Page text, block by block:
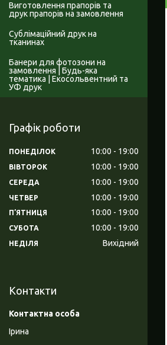
Виготовлення прапорів та
друк прапорів на замовлення
Сублімаційний друк на
тканинах
Банери для фотозони на
замовлення | Будь-яка
тематика | Екосольвентний та
УФ друк
Графік роботи
ПОНЕДІЛОК 10:00 19:00
ВІВТОРОК 10:00 19:00
СЕРЕДА 10:00 19:00
ЧЕТВЕР 10:00 19:00
ПʼЯТНИЦЯ 10:00 19:00
СУБОТА 10:00 19:00
НЕДІЛЯ Вихідний
Контакти
Ірина